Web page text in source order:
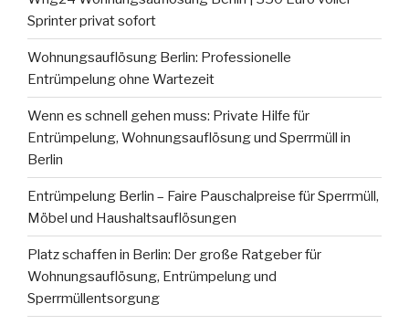
Sprinter privat sofort
Wohnungsauflösung Berlin: Professionelle
Entrümpelung ohne Wartezeit
Wenn es schnell gehen muss: Private Hilfe für
Entrümpelung, Wohnungsauflösung und Sperrmüll in
Berlin
Entrümpelung Berlin – Faire Pauschalpreise für Sperrmüll,
Möbel und Haushaltsauflösungen
Platz schaffen in Berlin: Der große Ratgeber für
Wohnungsauflösung, Entrümpelung und
Sperrmüllentsorgung